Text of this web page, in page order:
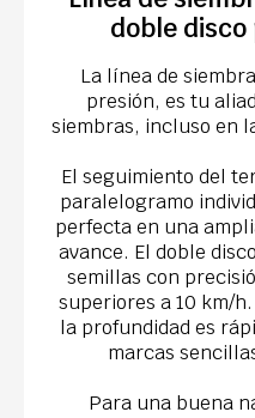
doble
La línea de
presión, es tu
siembras, incluso en
El seguimiento del
paralelogramo
perfecta en una
avance. El doble
semillas con
superiores a 10 km/
la profundidad es
marcas
Para una buena